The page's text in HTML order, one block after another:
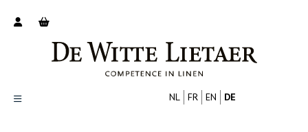
NL FR EN DE